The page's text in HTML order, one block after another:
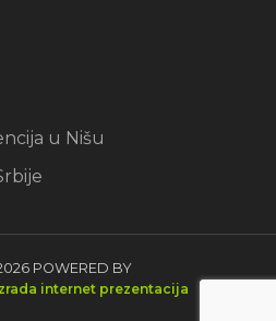
u Nišu
POWERED BY
internet prezentacija